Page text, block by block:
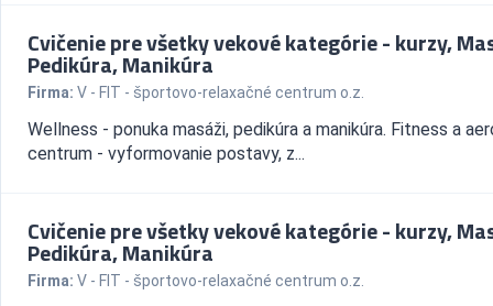
Cvičenie pre všetky vekové kategórie - kurzy,
Pedikúra, Manikúra
Firma: V - FIT - športovo-relaxačné centrum o.z.
Wellness - ponuka masáži, pedikúra a manikúra. Fitness a
centrum - vyformovanie postavy, z...
Cvičenie pre všetky vekové kategórie - kurzy,
Pedikúra, Manikúra
Firma: V - FIT - športovo-relaxačné centrum o.z.